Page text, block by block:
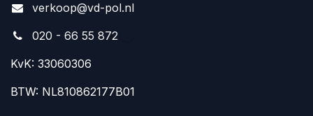
verkoop@vd-pol.nl
020 - 66 55 872
KvK: 33060306
BTW: NL810862177B01